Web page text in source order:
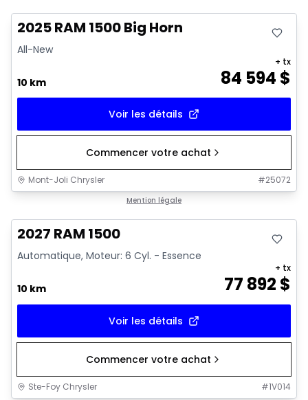
2025 RAM 1500 Big Horn
All-New
10 km 84 594 $
+ tx
Voir les détails
Commencer votre achat
Mont-Joli Chrysler #25072
Mention légale
2027 RAM 1500
Automatique, Moteur: 6 Cyl. - Essence
10 km 77 892 $
+ tx
Voir les détails
Commencer votre achat
Ste-Foy Chrysler #1V014